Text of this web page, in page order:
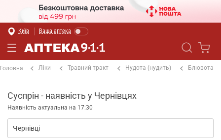
Київ Ваша аптека
Головна Ліки Травний тракт Нудота (нудить) Блювота
Суспрін - наявність у Чернівцях
Наявність актуальна на 17:30